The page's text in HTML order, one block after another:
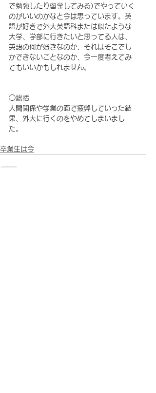
で勉強したり留学してみる)でやっていく
のがいいのかなと今は思っています。英
語が好きで外大英語科または似たような
大学、学部に行きたいと思ってる人は、
英語の何が好きなのか、それはそこでし
かできないことなのか、今一度考えてみ
てもいいかもしれません。
◯総括
人間関係や学業の面で疲弊していった結
果、外大に行くのをやめてしまいまし
た。
卒業生は今